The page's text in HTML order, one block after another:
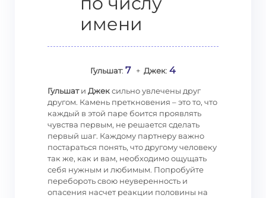
имени
Гульшат: 7+ Джек: 4
Гульшати Джексильно увлечены друг
другом. Камень преткновения – это то, что
каждый в этой паре боится проявлять
чувства первым, не решается сделать
первый шаг. Каждому партнеру важно
постараться понять, что другому человеку
так же, как и вам, необходимо ощущать
себя нужным и любимым. Попробуйте
перебороть свою неуверенность и
опасения насчет реакции половины на